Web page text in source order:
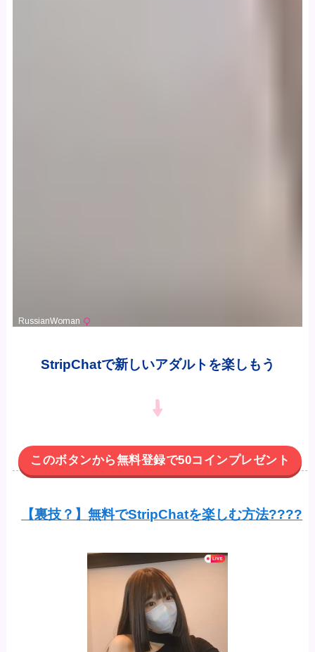
StripChatで新しいアダルトを楽しもう
このボタンから無料登録で50コインプレゼント
【裏技？】無料でStripChatを楽しむ方法????